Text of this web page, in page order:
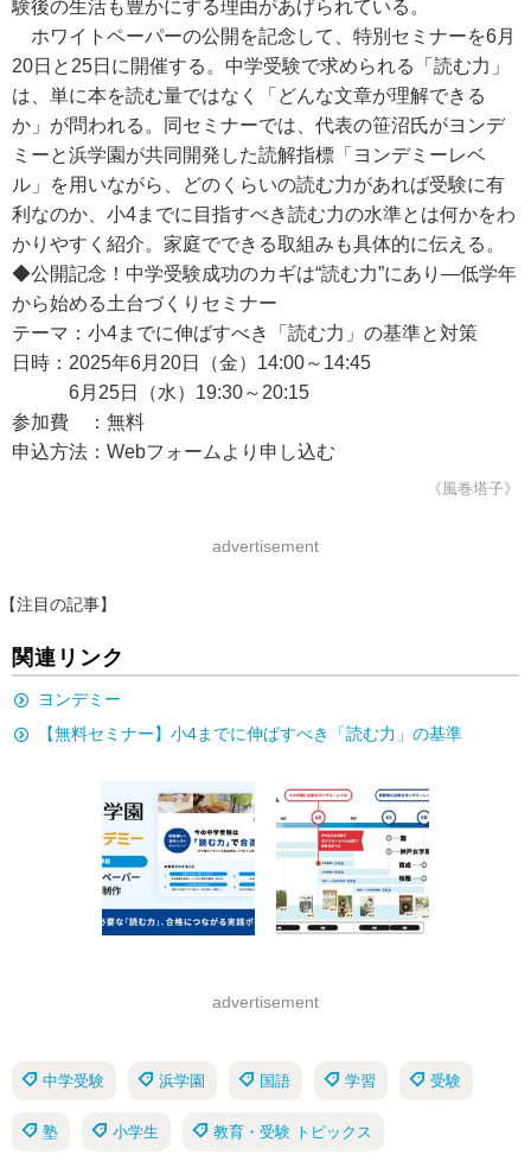
験後の生活も豊かにする理由があげられている。
ホワイトペーパーの公開を記念して、特別セミナーを6月
20日と25日に開催する。中学受験で求められる「読む力」
は、単に本を読む量ではなく「どんな文章が理解できる
か」が問われる。同セミナーでは、代表の笹沼氏がヨンデ
ミーと浜学園が共同開発した読解指標「ヨンデミーレベ
ル」を用いながら、どのくらいの読む力があれば受験に有
利なのか、小4までに目指すべき読む力の水準とは何かをわ
かりやすく紹介。家庭でできる取組みも具体的に伝える。
◆公開記念！中学受験成功のカギは“読む力”にあり―低学年
から始める土台づくりセミナー
テーマ：小4までに伸ばすべき「読む力」の基準と対策
日時：2025年6月20日（金）14:00～14:45
6月25日（水）19:30～20:15
参加費 ：無料
申込方法：Webフォームより申し込む
《風巻塔子》
advertisement
【注目の記事】
関連リンク
ヨンデミー
【無料セミナー】小4までに伸ばすべき「読む力」の基準
advertisement
中学受験 浜学園 国語 学習 受験
塾 小学生 教育・受験 トピックス